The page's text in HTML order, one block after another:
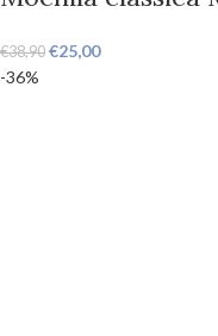
€38,90 €25,00
-36%